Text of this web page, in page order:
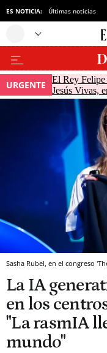
ES NOTICIA: Últimas noticias
URGENTE
El Rey Felipe
Jesús Vivas,
Sasha Rubel, en el congreso
La IA
en los
"La rasmIA
mundo"